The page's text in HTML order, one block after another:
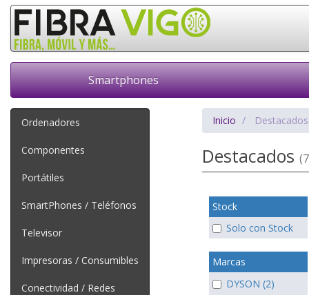
Smartphones
Ordenadores
Componentes
Portátiles
SmartPhones / Teléfonos
Televisor
Impresoras / Consumibles
Conectividad / Redes
Inicio Destacados
Destacados
Stock
Solo con Stock
Marcas
DYSON (2)